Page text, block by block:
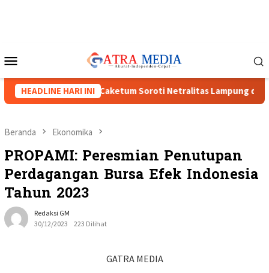
Mobile
HEADLINE HARI INI
Menguat, Tiga Caketum Soroti Netralitas Lampung dan Dugaan
Beranda Ekonomika
PROPAMI: Peresmian Penutupan
Perdagangan Bursa Efek Indonesia
Tahun 2023
Redaksi GM
30/12/2023
223 Dilihat
GATRA MEDIA